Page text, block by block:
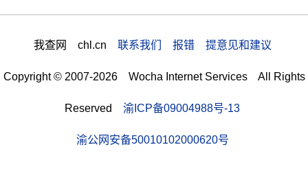
我查网 chl.cn 联系我们 报错 提意见和建议
Copyright © 2007-2026 Wocha Internet Services All Rights
Reserved 渝ICP备09004988号-13
渝公网安备50010102000620号